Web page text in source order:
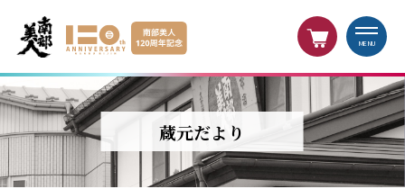
MENU
蔵元だより